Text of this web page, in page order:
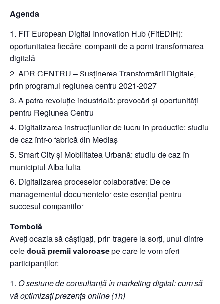
Agenda
FIT European Digital Innovation Hub (FitEDIH):
oportunitatea fiecărei companii de a porni transformarea
digitală
ADR CENTRU – Susținerea Transformării Digitale,
prin programul regiunea centru 2021-2027
A patra revoluție industrială: provocări și oportunități
pentru Regiunea Centru
Digitalizarea instrucțiunilor de lucru in productie: studiu
de caz într-o fabrică din Mediaș
Smart City și Mobilitatea Urbană: studiu de caz în
municipiul Alba Iulia
Digitalizarea proceselor colaborative: De ce
managementul documentelor este esențial pentru
succesul companiilor
Tombolă
Aveți ocazia să câștigați, prin tragere la sorți, unul dintre
celedouă premii valoroasepe care le vom oferi
participanților:
O sesiune de consultanță în marketing digital: cum să
vă optimizați prezența online (1h)